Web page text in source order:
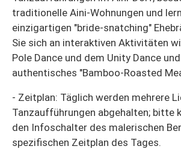
traditionelle Aini-Wohnungen und
einzigartigen "bride-snatching"
Sie sich an interaktiven Aktivitäten
Pole Dance und dem Unity Dance
authentisches "Bamboo-Roasted
- Zeitplan: Täglich werden mehrere
Tanzaufführungen abgehalten; bitte
den Infoschalter des malerischen
spezifischen Zeitplan des Tages.